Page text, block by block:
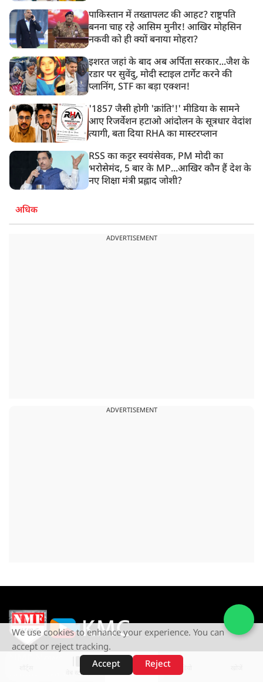
पाकिस्तान में तख्तापलट की आहट? राष्ट्रपति
बनना चाह रहे आसिम मुनीर! आखिर मोहसिन
नकवी को ही क्यों बनाया मोहरा?
इशरत जहां के बाद अब अर्पिता सरकार...जैश के
रडार पर सुवेंदु, मोदी स्टाइल टार्गेट करने की
प्लानिंग, STF का बड़ा एक्शन!
'1857 जैसी होगी 'क्रांति'!' मीडिया के सामने
आए रिजर्वेशन हटाओ आंदोलन के सूत्रधार वेदांश
त्यागी, बता दिया RHA का मास्टरप्लान
RSS का कट्टर स्वयंसेवक, PM मोदी का
भरोसेमंद, 5 बार के MP...आखिर कौन हैं देश के
नए शिक्षा मंत्री प्रह्लाद जोशी?
अधिक
ADVERTISEMENT
ADVERTISEMENT
वेब स्टोरीज़
NMF News is a Subsidary of
Khetan Media Creation Pvt Ltd
We use cookies to enhance your experience. You can
accept or reject tracking.
Accept
Reject